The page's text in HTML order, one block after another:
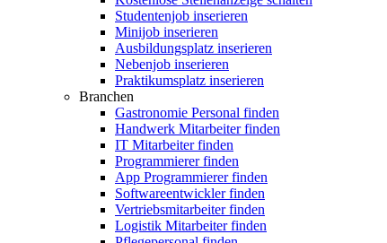
Studentenjob inserieren
Minijob inserieren
Ausbildungsplatz inserieren
Nebenjob inserieren
Praktikumsplatz inserieren
Branchen
Gastronomie Personal finden
Handwerk Mitarbeiter finden
IT Mitarbeiter finden
Programmierer finden
App Programmierer finden
Softwareentwickler finden
Vertriebsmitarbeiter finden
Logistik Mitarbeiter finden